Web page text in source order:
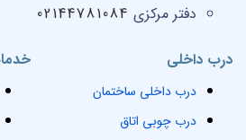
درب داخلی
درب داخلی ساختمان
درب چوبی اتاق
دفتر مرکزی 02144781084